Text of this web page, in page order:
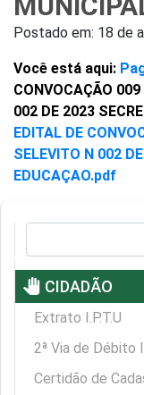
Postado em: 18 de
Você está aqui:
CONVOCAÇÃO
002 DE 2023
EDITAL DE
SELEVITO N 002
EDUCAÇAO.pdf
pan_tool CIDADÃO
Extrato I.P.T.U
2ª Via de Débito
Certidão de